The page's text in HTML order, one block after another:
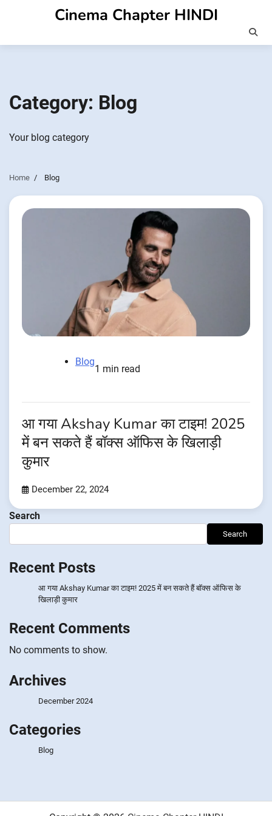
Cinema Chapter HINDI
Category: Blog
Your blog category
Home Blog
Blog
1 min read
आ गया Akshay Kumar का टाइम! 2025
में बन सकते हैं बॉक्स ऑफिस के खिलाड़ी
कुमार
December 22, 2024
Search
Search
Recent Posts
आ गया Akshay Kumar का टाइम! 2025 में बन सकते हैं बॉक्स ऑफिस के
खिलाड़ी कुमार
Recent Comments
No comments to show.
Archives
December 2024
Categories
Blog